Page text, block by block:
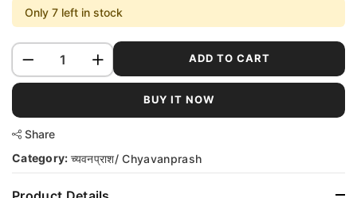
Only 7 left in stock
ADD TO CART
BUY IT NOW
Share
Category: च्यवनप्राश/ Chyavanprash